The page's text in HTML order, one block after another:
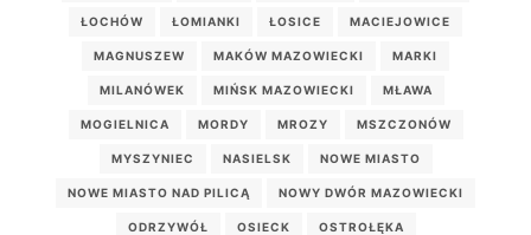
ŁOCHÓW ŁOMIANKI ŁOSICE MACIEJOWICE
MAGNUSZEW MAKÓW MAZOWIECKI MARKI
MILANÓWEK MIŃSK MAZOWIECKI MŁAWA
MOGIELNICA MORDY MROZY MSZCZONÓW
MYSZYNIEC NASIELSK NOWE MIASTO
NOWE MIASTO NAD PILICĄ NOWY DWÓR MAZOWIECKI
ODRZYWÓŁ OSIECK OSTROŁĘKA